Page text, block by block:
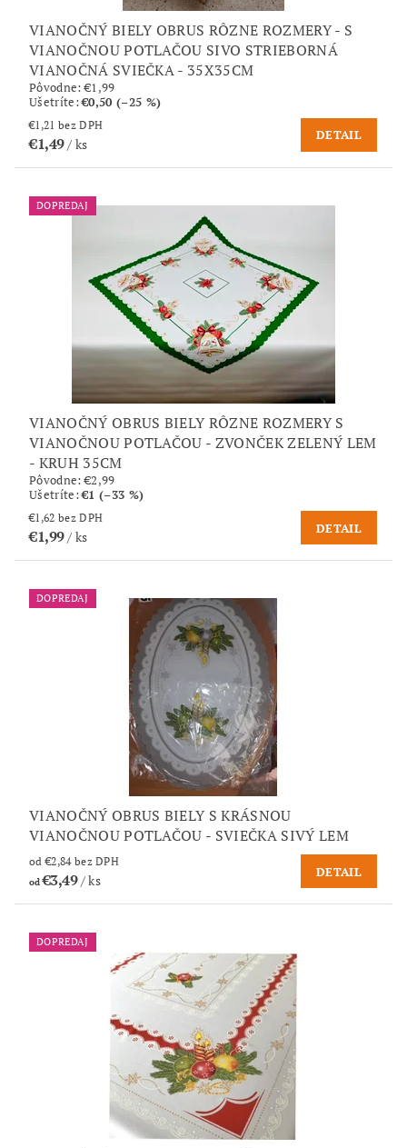
VIANOČNÝ BIELY OBRUS RÔZNE ROZMERY - S
VIANOČNOU POTLAČOU SIVO STRIEBORNÁ
VIANOČNÁ SVIEČKA - 35X35CM
Pôvodne:€1,99
Ušetríte:€0,50 (–25 %)
€1,21 bez DPH
€1,49/ ks
DETAIL
DOPREDAJ
VIANOČNÝ OBRUS BIELY RÔZNE ROZMERY S
VIANOČNOU POTLAČOU - ZVONČEK ZELENÝ LEM
- KRUH 35CM
Pôvodne:€2,99
Ušetríte:€1 (–33 %)
€1,62 bez DPH
€1,99/ ks
DETAIL
DOPREDAJ
VIANOČNÝ OBRUS BIELY S KRÁSNOU
VIANOČNOU POTLAČOU - SVIEČKA SIVÝ LEM
od €2,84 bez DPH
od€3,49/ ks
DETAIL
DOPREDAJ